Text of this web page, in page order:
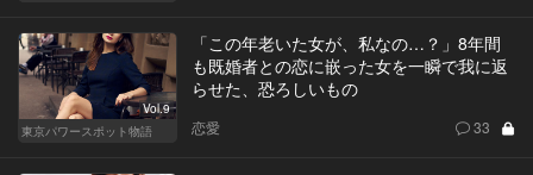
Vol.9
東京パワースポット物語
「この年老いた女が、私なの…？」8年間
も既婚者との恋に嵌った女を一瞬で我に返
らせた、恐ろしいもの
恋愛 33